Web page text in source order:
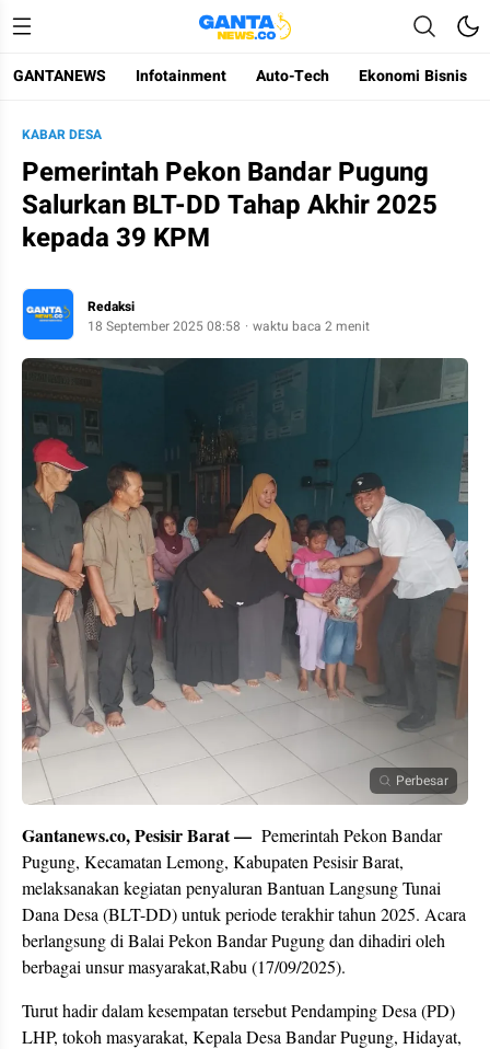
Gantanews
Informasi Membangun Bangsa
GANTANEWS Infotainment Auto-Tech Ekonomi Bisnis
KABAR DESA
Pemerintah Pekon Bandar Pugung
Salurkan BLT-DD Tahap Akhir 2025
kepada 39 KPM
Redaksi
18 September 2025 08:58
waktu baca 2 menit
Perbesar
Gantanews.co, Pesisir Barat — Pemerintah Pekon Bandar
Pugung, Kecamatan Lemong, Kabupaten Pesisir Barat,
melaksanakan kegiatan penyaluran Bantuan Langsung Tunai
Dana Desa (BLT-DD) untuk periode terakhir tahun 2025. Acara
berlangsung di Balai Pekon Bandar Pugung dan dihadiri oleh
berbagai unsur masyarakat,Rabu (17/09/2025).
Turut hadir dalam kesempatan tersebut Pendamping Desa (PD)
LHP, tokoh masyarakat, Kepala Desa Bandar Pugung, Hidayat,